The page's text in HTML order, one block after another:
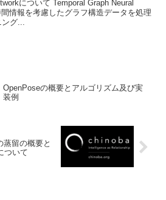
について Temporal Graph Neural
情報を考慮したグラフ構造データを処理
グ...
OpenPoseの概要とアルゴリズム及び実
装例
蒸留の概要と
ついて